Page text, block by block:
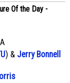
Of the Day -
) & Jerry Bonnell